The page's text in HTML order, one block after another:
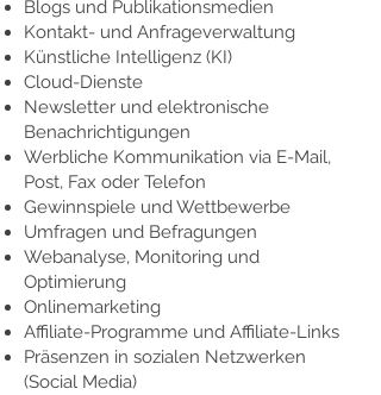
Blogs und Publikationsmedien
Kontakt- und Anfrageverwaltung
Künstliche Intelligenz (KI)
Cloud-Dienste
Newsletter und elektronische
Benachrichtigungen
Werbliche Kommunikation via E-Mail,
Post, Fax oder Telefon
Gewinnspiele und Wettbewerbe
Umfragen und Befragungen
Webanalyse, Monitoring und
Optimierung
Onlinemarketing
Affiliate-Programme und Affiliate-Links
Präsenzen in sozialen Netzwerken
(Social Media)